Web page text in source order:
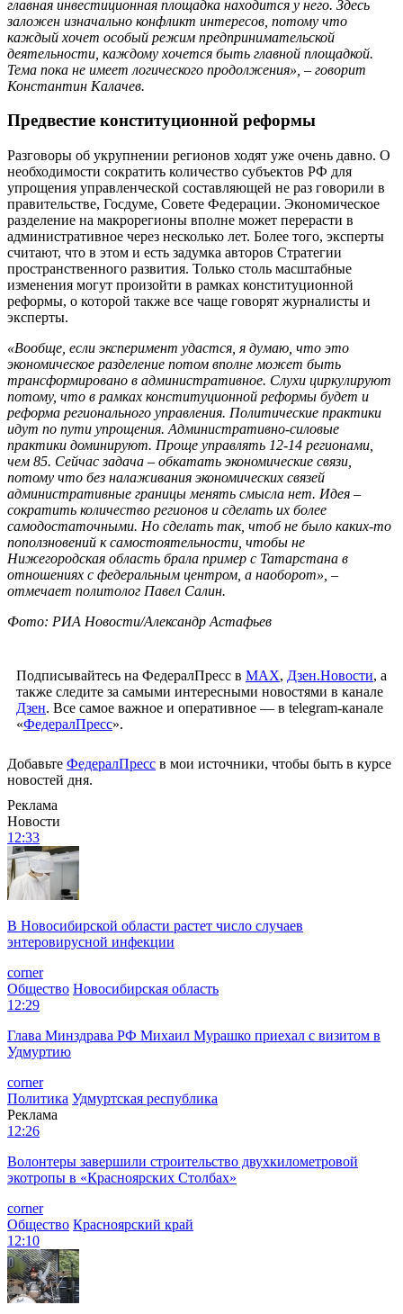
главная инвестиционная площадка находится у него. Здесь
заложен изначально конфликт интересов, потому что
каждый хочет особый режим предпринимательской
деятельности, каждому хочется быть главной площадкой.
Тема пока не имеет логического продолжения», – говорит
Константин Калачев.
Предвестие конституционной реформы
Разговоры об укрупнении регионов ходят уже очень давно. О
необходимости сократить количество субъектов РФ для
упрощения управленческой составляющей не раз говорили в
правительстве, Госдуме, Совете Федерации. Экономическое
разделение на макрорегионы вполне может перерасти в
административное через несколько лет. Более того, эксперты
считают, что в этом и есть задумка авторов Стратегии
пространственного развития. Только столь масштабные
изменения могут произойти в рамках конституционной
реформы, о которой также все чаще говорят журналисты и
эксперты.
«Вообще, если эксперимент удастся, я думаю, что это
экономическое разделение потом вполне может быть
трансформировано в административное. Слухи циркулируют
потому, что в рамках конституционной реформы будет и
реформа регионального управления. Политические практики
идут по пути упрощения. Административно-силовые
практики доминируют. Проще управлять 12-14 регионами,
чем 85. Сейчас задача – обкатать экономические связи,
потому что без налаживания экономических связей
административные границы менять смысла нет. Идея –
сократить количество регионов и сделать их более
самодостаточными. Но сделать так, чтоб не было каких-то
поползновений к самостоятельности, чтобы не
Нижегородская область брала пример с Татарстана в
отношениях с федеральным центром, а наоборот», –
отмечает политолог Павел Салин.
Фото: РИА Новости/Александр Астафьев
Подписывайтесь на ФедералПресс в МАХ, Дзен.Новости, а
также следите за самыми интересными новостями в канале
Дзен. Все самое важное и оперативное — в telegram-канале
«ФедералПресс».
Добавьте ФедералПресс в мои источники, чтобы быть в курсе
новостей дня.
Реклама
Новости
12:33
В Новосибирской области растет число случаев
энтеровирусной инфекции
corner
Общество Новосибирская область
12:29
Глава Минздрава РФ Михаил Мурашко приехал с визитом в
Удмуртию
corner
Политика Удмуртская республика
Реклама
12:26
Волонтеры завершили строительство двухкилометровой
экотропы в «Красноярских Столбах»
corner
Общество Красноярский край
12:10